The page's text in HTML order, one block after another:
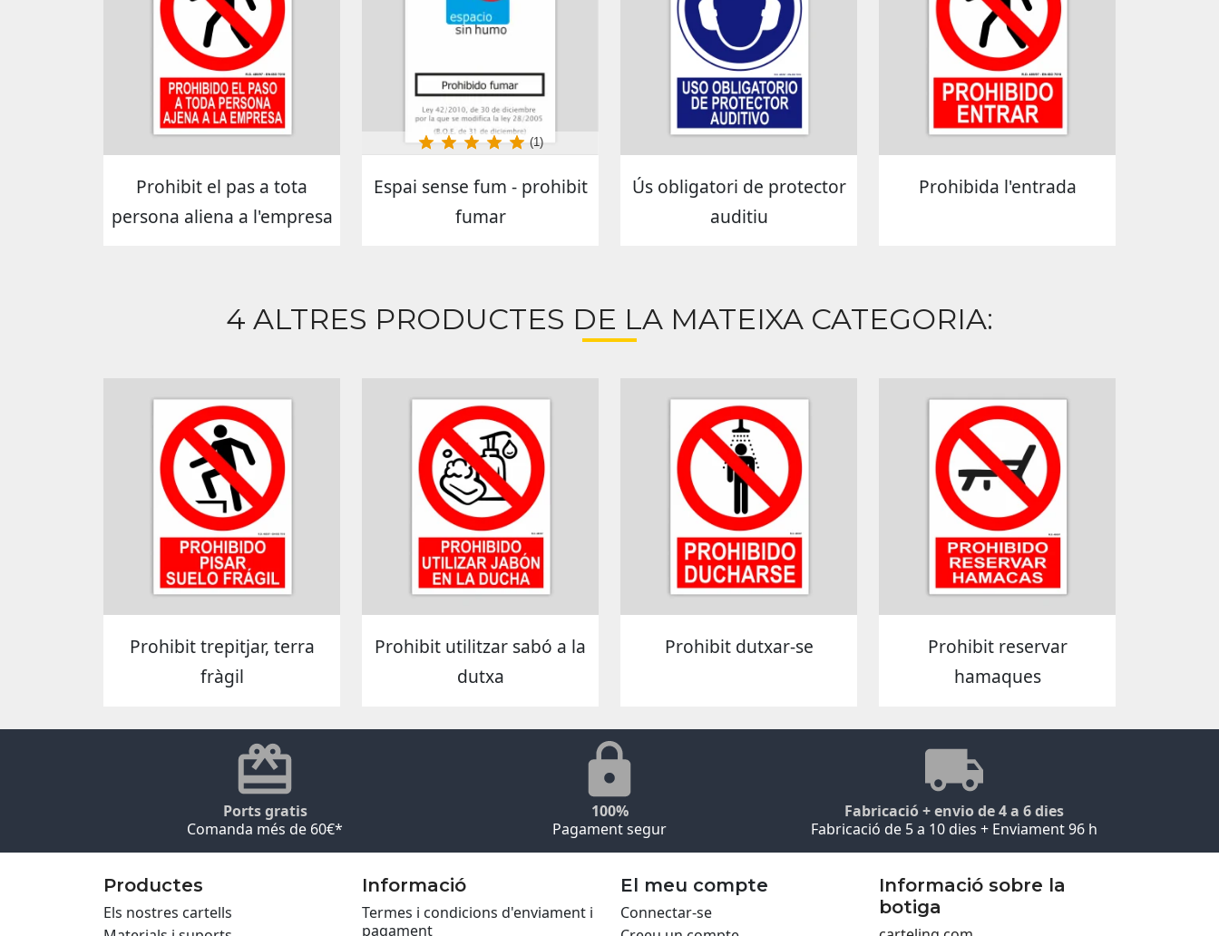
Prohibit el pas a tota
persona aliena a l'empresa
Espai sense fum - prohibit
fumar
(1)
Ús obligatori de protector
auditiu
Prohibida l'entrada
4 ALTRES PRODUCTES DE LA MATEIXA CATEGORIA:
Prohibit trepitjar, terra
fràgil
Prohibit utilitzar sabó a la
dutxa
Prohibit dutxar-se
Prohibit reservar
hamaques
Ports gratis
Comanda més de 60€*
100%
Pagament segur
Fabricació + envio de 4 a 6 dies
Fabricació de 5 a 10 dies + Enviament 96 h
Productes
Els nostres cartells
Informació
Termes i condicions d'enviament i
pagament
El meu compte
Connectar-se
Informació sobre la
botiga